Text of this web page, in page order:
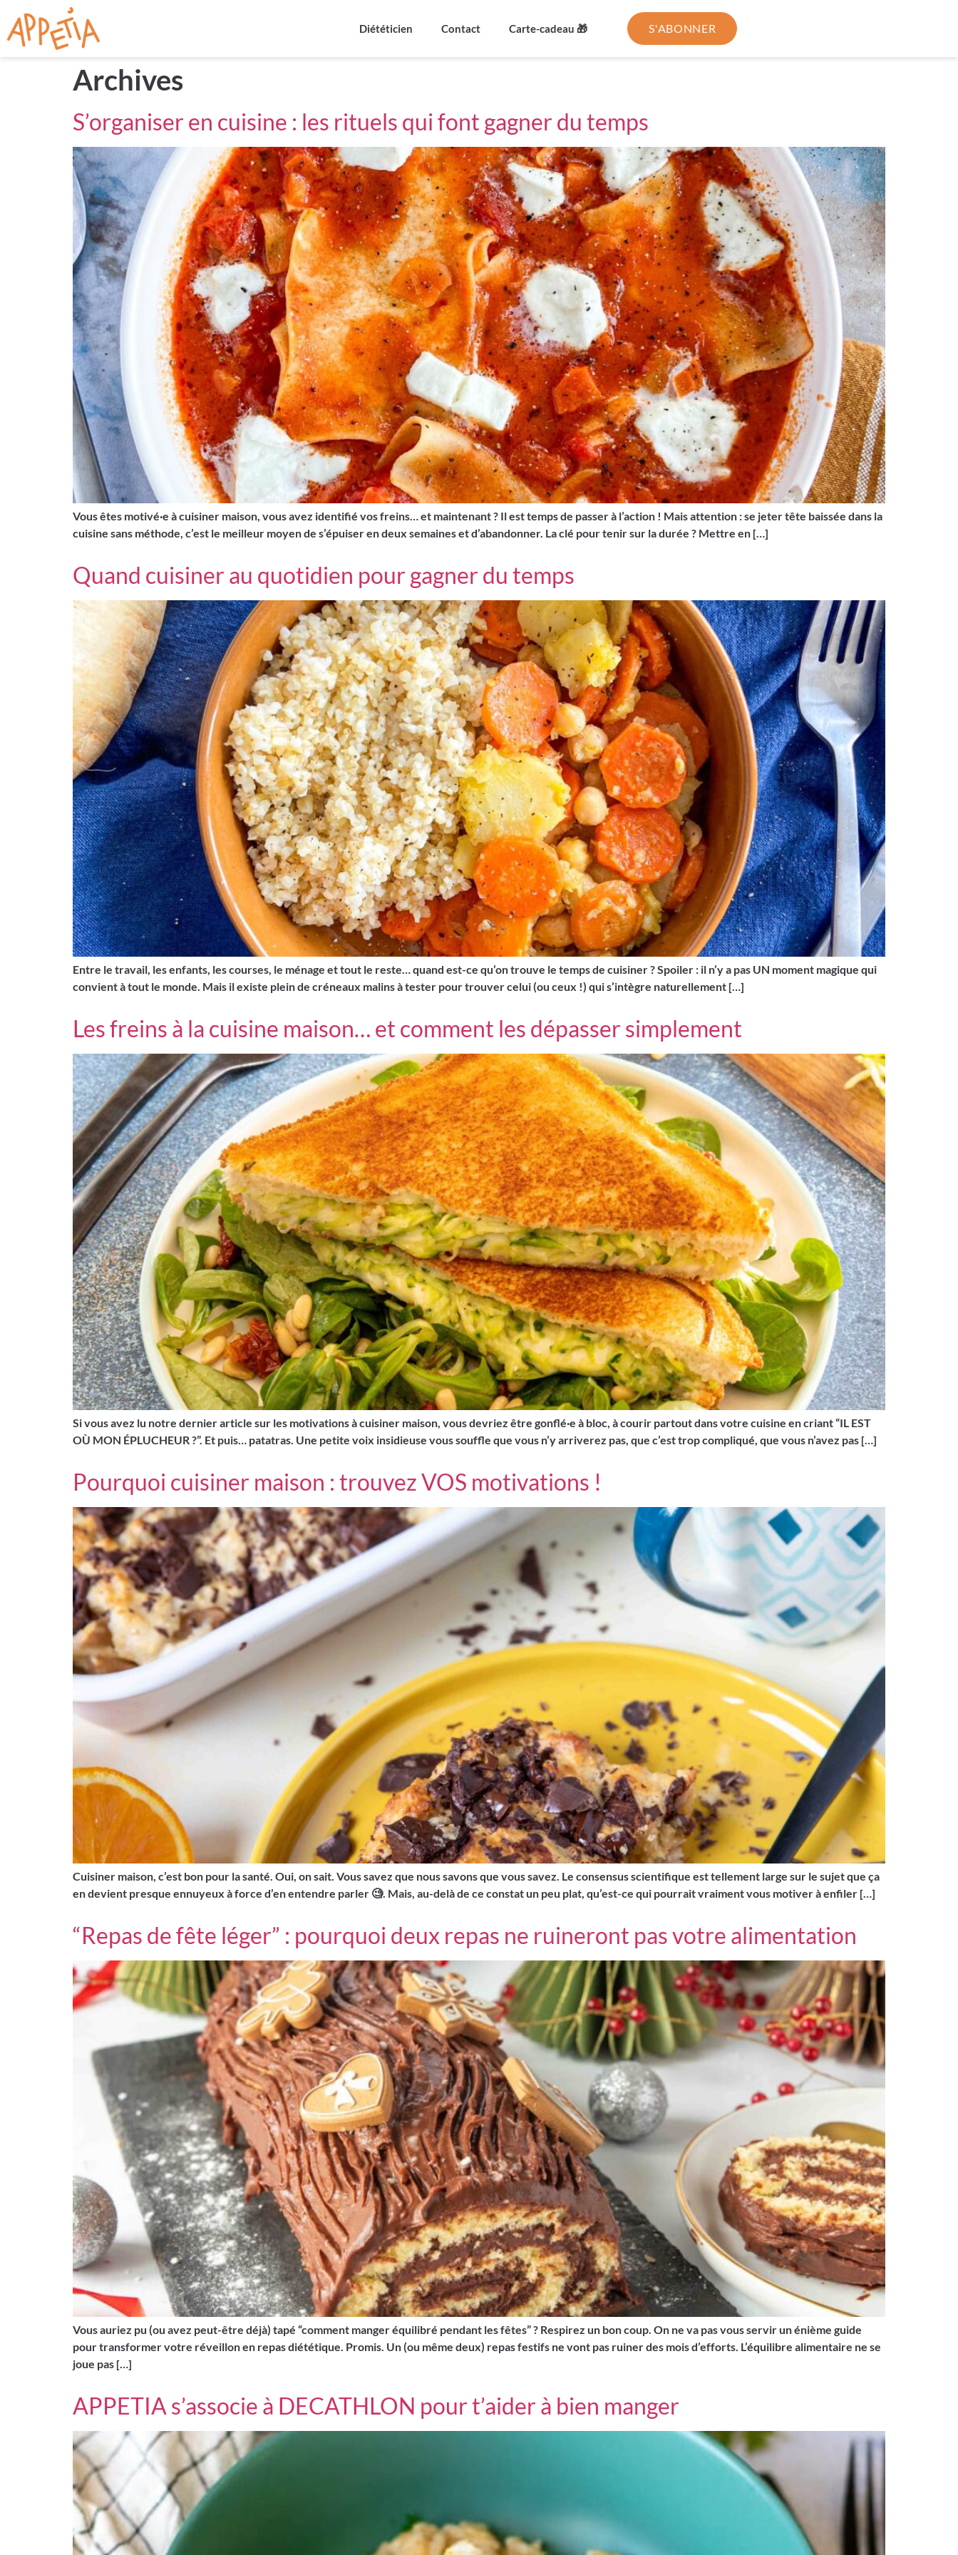
Diététicien Contact Carte-cadeau 🎁 S'ABONNER
Archives
S’organiser en cuisine : les rituels qui font gagner du temps
Vous êtes motivé·e à cuisiner maison, vous avez identifié vos freins… et maintenant ? Il est temps de passer à l’action ! Mais attention : se jeter tête baissée dans la
cuisine sans méthode, c’est le meilleur moyen de s’épuiser en deux semaines et d’abandonner. La clé pour tenir sur la durée ? Mettre en […]
Quand cuisiner au quotidien pour gagner du temps
Entre le travail, les enfants, les courses, le ménage et tout le reste… quand est-ce qu’on trouve le temps de cuisiner ? Spoiler : il n’y a pas UN moment magique qui
convient à tout le monde. Mais il existe plein de créneaux malins à tester pour trouver celui (ou ceux !) qui s’intègre naturellement […]
Les freins à la cuisine maison… et comment les dépasser simplement
Si vous avez lu notre dernier article sur les motivations à cuisiner maison, vous devriez être gonflé·e à bloc, à courir partout dans votre cuisine en criant “IL EST
OÙ MON ÉPLUCHEUR ?”. Et puis… patatras. Une petite voix insidieuse vous souffle que vous n’y arriverez pas, que c’est trop compliqué, que vous n’avez pas […]
Pourquoi cuisiner maison : trouvez VOS motivations !
Cuisiner maison, c’est bon pour la santé. Oui, on sait. Vous savez que nous savons que vous savez. Le consensus scientifique est tellement large sur le sujet que ça
en devient presque ennuyeux à force d’en entendre parler 🧐. Mais, au-delà de ce constat un peu plat, qu’est-ce qui pourrait vraiment vous motiver à enfiler […]
“Repas de fête léger” : pourquoi deux repas ne ruineront pas votre alimentation
Vous auriez pu (ou avez peut-être déjà) tapé “comment manger équilibré pendant les fêtes” ? Respirez un bon coup. On ne va pas vous servir un énième guide
pour transformer votre réveillon en repas diététique. Promis. Un (ou même deux) repas festifs ne vont pas ruiner des mois d’efforts. L’équilibre alimentaire ne se
joue pas […]
APPETIA s’associe à DECATHLON pour t’aider à bien manger